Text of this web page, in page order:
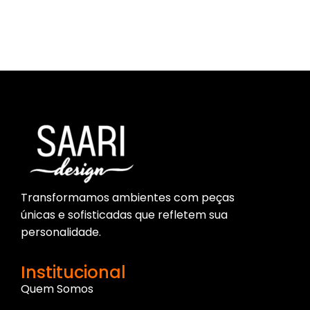
Transformamos ambientes com peças
únicas e sofisticadas que refletem sua
personalidade.
Institucional
Quem Somos